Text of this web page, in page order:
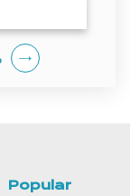
Popular